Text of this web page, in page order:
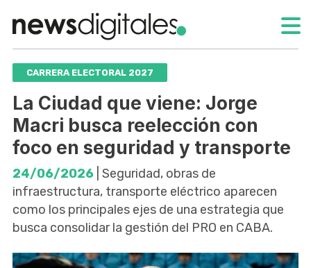
CARRERA ELECTORAL 2027
La Ciudad que viene: Jorge
Macri busca reelección con
foco en seguridad y transporte
24/06/2026 | Seguridad, obras de
infraestructura, transporte eléctrico aparecen
como los principales ejes de una estrategia que
busca consolidar la gestión del PRO en CABA.